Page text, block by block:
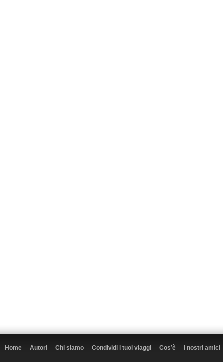
Home Autori Chi siamo Condividi i tuoi viaggi Cos’è I nostri amici